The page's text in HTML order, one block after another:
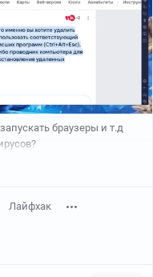
браузеры и т.д
Лайфхак